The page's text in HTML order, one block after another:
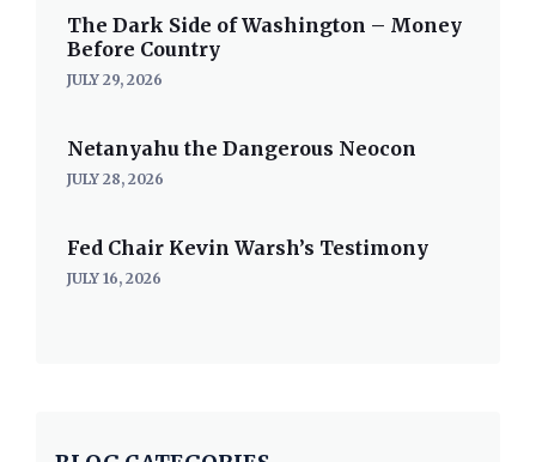
The Dark Side of Washington – Money
Before Country
JULY 29, 2026
Netanyahu the Dangerous Neocon
JULY 28, 2026
Fed Chair Kevin Warsh’s Testimony
JULY 16, 2026